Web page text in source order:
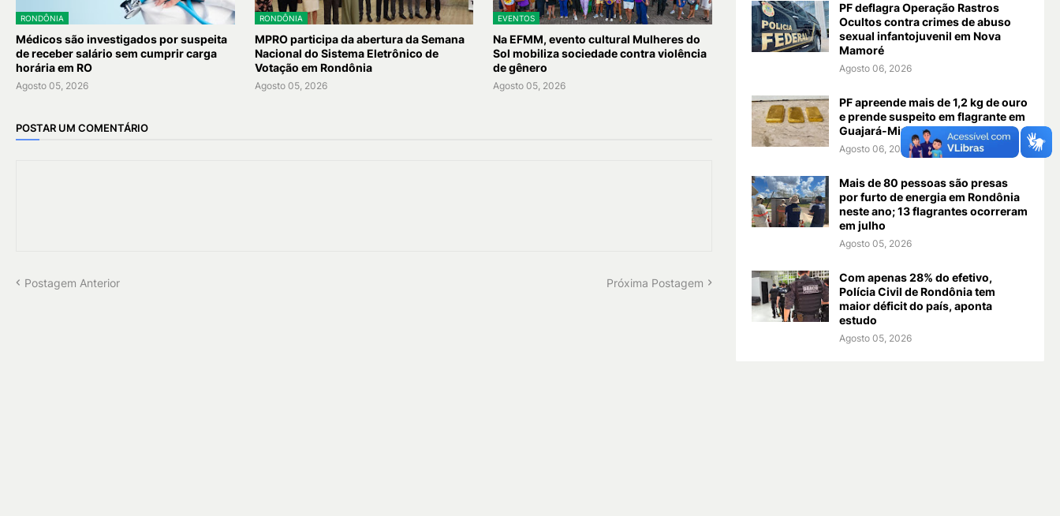
RONDÔNIA
Médicos são investigados por suspeita
de receber salário sem cumprir carga
horária em RO
Agosto 05, 2026
RONDÔNIA
MPRO participa da abertura da Semana
Nacional do Sistema Eletrônico de
Votação em Rondônia
Agosto 05, 2026
EVENTOS
Na EFMM, evento cultural Mulheres do
Sol mobiliza sociedade contra violência
de gênero
Agosto 05, 2026
POSTAR UM COMENTÁRIO
Postagem Anterior Próxima Postagem
PF deflagra Operação Rastros
Ocultos contra crimes de abuso
sexual infantojuvenil em Nova
Mamoré
Agosto 06, 2026
PF apreende mais de 1,2 kg de ouro
e prende suspeito em flagrante em
Guajará-Mirim
Agosto 06, 2026
Mais de 80 pessoas são presas
por furto de energia em Rondônia
neste ano; 13 flagrantes ocorreram
em julho
Agosto 05, 2026
Com apenas 28% do efetivo,
Polícia Civil de Rondônia tem
maior déficit do país, aponta
estudo
Agosto 05, 2026